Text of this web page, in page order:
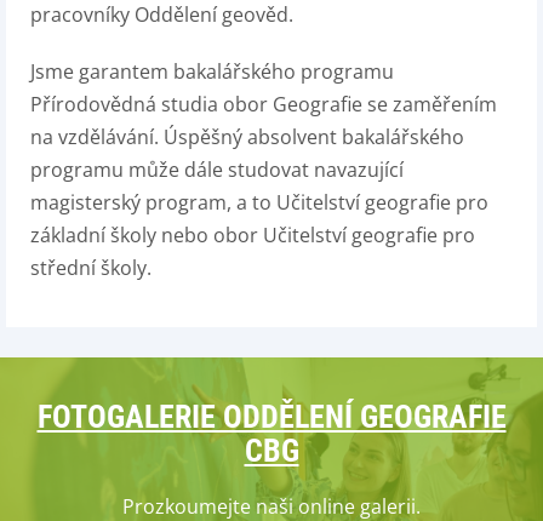
pracovníky Oddělení geověd.
Jsme garantem bakalářského programu
Přírodovědná studia obor Geografie se zaměřením
na vzdělávání. Úspěšný absolvent bakalářského
programu může dále studovat navazující
magisterský program, a to Učitelství geografie pro
základní školy nebo obor Učitelství geografie pro
střední školy.
FOTOGALERIE ODDĚLENÍ GEOGRAFIE
CBG
Prozkoumejte naši online galerii.